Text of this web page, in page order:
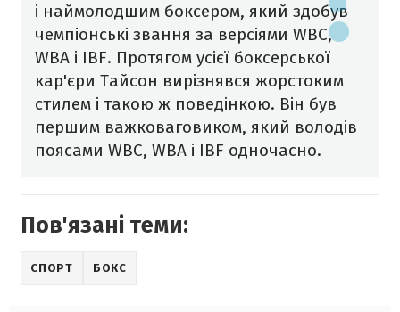
і наймолодшим боксером, який здобув
чемпіонські звання за версіями WBC,
WBA і IBF. Протягом усієї боксерської
кар'єри Тайсон вирізнявся жорстоким
стилем і такою ж поведінкою. Він був
першим важковаговиком, який володів
поясами WBC, WBA і IBF одночасно.
Пов'язані теми:
СПОРТ БОКС